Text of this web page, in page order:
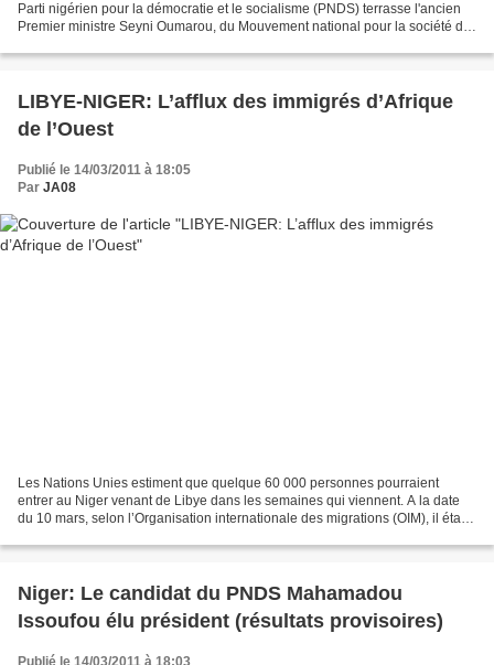
Parti nigérien pour la démocratie et le socialisme (PNDS) terrasse l'ancien
Premier ministre Seyni Oumarou, du Mouvement national pour la société du
LIBYE-NIGER: L’afflux des immigrés d’Afrique
de l’Ouest
Publié le 14/03/2011 à 18:05
Par JA08
Les Nations Unies estiment que quelque 60 000 personnes pourraient
entrer au Niger venant de Libye dans les semaines qui viennent. A la date
du 10 mars, selon l’Organisation internationale des migrations (OIM), il était
Niger: Le candidat du PNDS Mahamadou
Issoufou élu président (résultats provisoires)
Publié le 14/03/2011 à 18:03